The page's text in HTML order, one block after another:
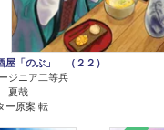
屋「のぶ」 （２２）
ジニア二等兵
夏哉
ー原案 転